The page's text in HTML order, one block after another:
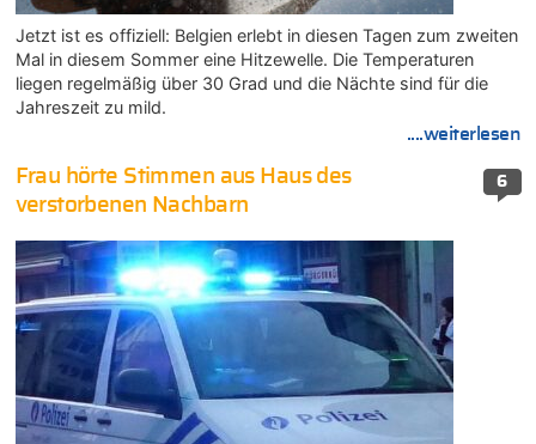
Jetzt ist es offiziell: Belgien erlebt in diesen Tagen zum zweiten
Mal in diesem Sommer eine Hitzewelle. Die Temperaturen
liegen regelmäßig über 30 Grad und die Nächte sind für die
Jahreszeit zu mild.
....weiterlesen
6
Frau hörte Stimmen aus Haus des
verstorbenen Nachbarn